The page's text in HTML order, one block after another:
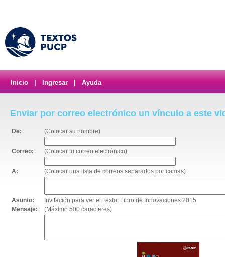
Inicio Ingresar Ayuda
Enviar por correo electrónico un vínculo a este
De: (Colocar su nombre)
Correo: (Colocar tu correo electrónico)
A: (Colocar una lista de correos separados por comas)
Asunto:
Invitación para ver el Texto: Libro de Innovaciones 2015
Mensaje:
(Máximo 500 caracteres)